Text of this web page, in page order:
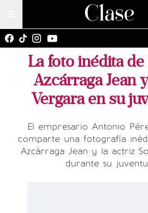
La foto inédita
Azcárraga Jean
Vergara en su
El empresario Antonio
comparte una fotografía
Azcárraga Jean y la actriz
durante su